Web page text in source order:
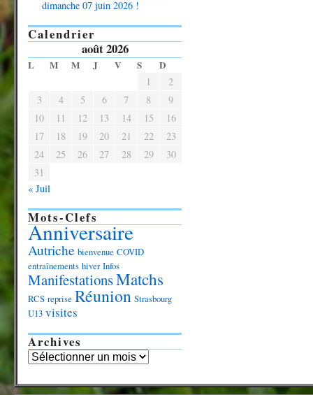
dimanche 07 juin 2026 !
Calendrier
août 2026
L M M J V S D
1
2
3
4 5 6 7 8
9
10
11 12 13 14 15
16
17
18 19 20 21 22
23
24
25 26 27 28 29
30
31
« Juil
Mots-Clefs
Anniversaire
Autriche bienvenue COVID
entraînements hiver Infos
ManifestationsMatchs
RCS reprise Réunion Strasbourg
U13 visites
Archives